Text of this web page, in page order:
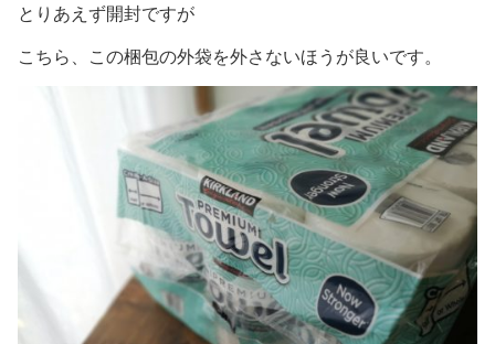
とりあえず開封ですが
こちら、この梱包の外袋を外さないほうが良いです。